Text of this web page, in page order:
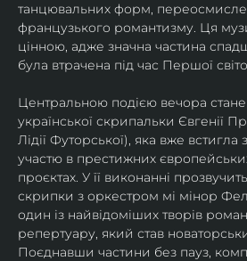
танцювальних форм,
французького романтизму. Ця
цінною, адже значна частина
була втрачена під час Першої
Центральною подією вечора
української скрипальки Євгенії
Лідії Футорської), яка вже
участю в престижних
проєктах. У її виконанні
скрипки з оркестром мі мінор
один із найвідоміших творів
репертуару, який став
Поєднавши частини без пауз,